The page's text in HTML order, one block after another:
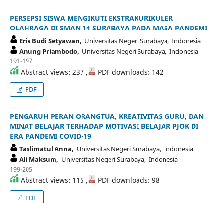
PERSEPSI SISWA MENGIKUTI EKSTRAKURIKULER
OLAHRAGA DI SMAN 14 SURABAYA PADA MASA PANDEMI
Eris Budi Setyawan, Universitas Negeri Surabaya, Indonesia
Anung Priambodo, Universitas Negeri Surabaya, Indonesia
191-197
Abstract views: 237 , PDF downloads: 142
PDF
PENGARUH PERAN ORANGTUA, KREATIVITAS GURU, DAN
MINAT BELAJAR TERHADAP MOTIVASI BELAJAR PJOK DI
ERA PANDEMI COVID-19
Taslimatul Anna, Universitas Negeri Surabaya, Indonesia
Ali Maksum, Universitas Negeri Surabaya, Indonesia
199-205
Abstract views: 115 , PDF downloads: 98
PDF